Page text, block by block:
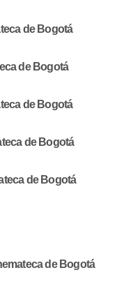
de Bogotá
de Bogotá
de Bogotá
de Bogotá
de Bogotá
de Bogotá